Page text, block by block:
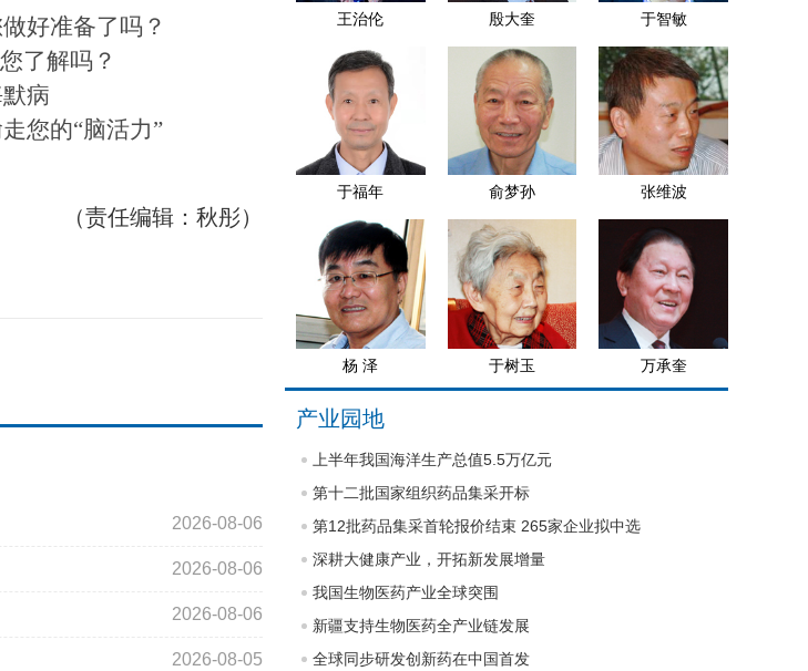
好准备了吗？
了解吗？
病
您的“脑活力”
（责任编辑：秋彤）
2026-08-06
2026-08-06
2026-08-06
2026-08-05
王治伦 殷大奎 于智敏
于福年 俞梦孙 张维波
杨 泽 于树玉 万承奎
产业园地
上半年我国海洋生产总值5.5万亿元
第十二批国家组织药品集采开标
第12批药品集采首轮报价结束 265家企业拟中选
深耕大健康产业，开拓新发展增量
我国生物医药产业全球突围
新疆支持生物医药全产业链发展
全球同步研发创新药在中国首发